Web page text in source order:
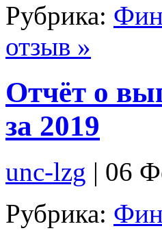
Рубрика:
отзыв »
Отчёт о
за 2019
unc-lzg | 06
Рубрика: